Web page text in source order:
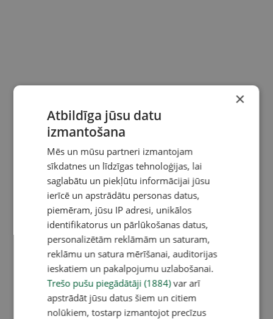
×
Atbildīga jūsu datu
izmantošana
Mēs un mūsu partneri izmantojam
sīkdatnes un līdzīgas tehnoloģijas, lai
saglabātu un piekļūtu informācijai jūsu
ierīcē un apstrādātu personas datus,
piemēram, jūsu IP adresi, unikālos
identifikatorus un pārlūkošanas datus,
personalizētām reklāmām un saturam,
reklāmu un satura mērīšanai, auditorijas
ieskatiem un pakalpojumu uzlabošanai.
Trešo pušu piegādātāji (1884)var arī
apstrādāt jūsu datus šiem un citiem
nolūkiem, tostarp izmantojot precīzus